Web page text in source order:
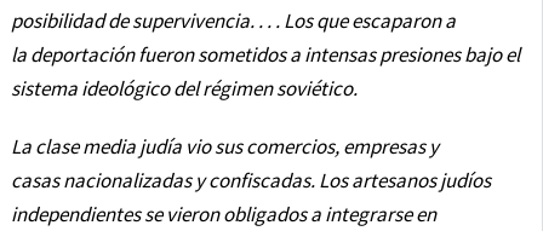
posibilidad de supervivencia. . . . Los que escaparon a
la deportación fueron sometidos a intensas presiones bajo el
sistema ideológico del régimen soviético.
La clase media judía vio sus comercios, empresas y
casas nacionalizadas y confiscadas. Los artesanos judíos
independientes se vieron obligados a integrarse en